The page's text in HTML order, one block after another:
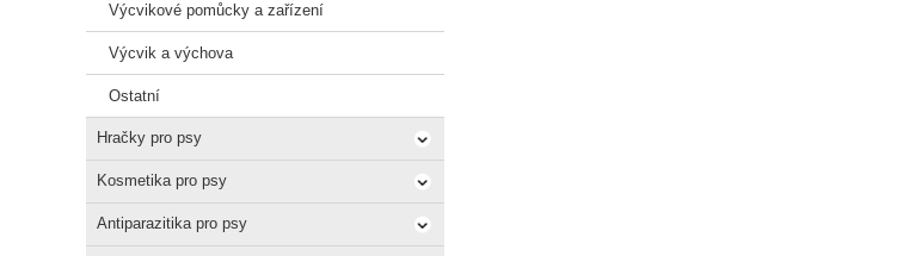
Výcvikové pomůcky a zařízení
Výcvik a výchova
Ostatní
Hračky pro psy
Kosmetika pro psy
Antiparazitika pro psy